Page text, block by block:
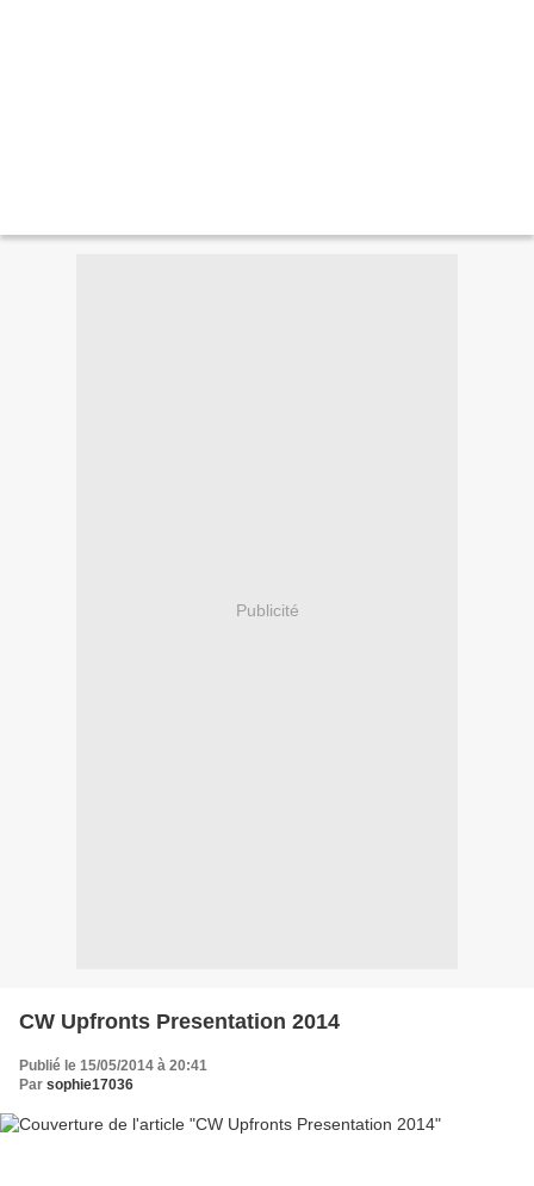
Publicité
CW Upfronts Presentation 2014
Publié le 15/05/2014 à 20:41
Par sophie17036